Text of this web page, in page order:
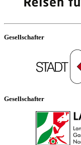
Gesellschafter
Gesellschafter